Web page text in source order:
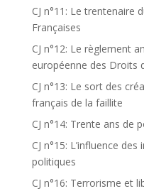
CJ n°11: Le trentenaire
Françaises
CJ n°12: Le règlement
européenne des Droits
CJ n°13: Le sort des
français de la faillite
CJ n°14: Trente ans de
CJ n°15: L’influence
politiques
CJ n°16: Terrorisme et